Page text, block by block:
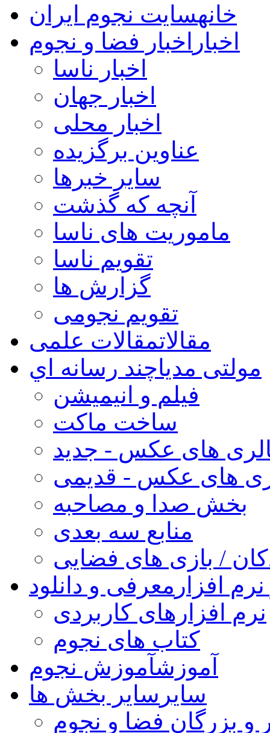
خانهسایت نجوم ایران
اخبار اخبار فضا و نجوم
اخبار ناسا
اخبار جهان
اخبار محلی
عناوین برگزیده
سایر خبرها
آنچه که گذشت
ماموریت های ناسا
تقویم ناسا
گزارش ها
تقویم نجومی
مقالاتمقالات علمی
مولتی مدیاچند رسانه اي
فیلم و انیمیشن
ساخت ماکت
های عکس - جدید
های عکس - قدیمی
بخش صدا و مصاحبه
منابع سه بعدی
/ بازی های فضایی
افزار معرفی و دانلود
نرم افزارهای کاربردی
کتاب های نجوم
آموزشآموزش نجوم
سایر سایر بخش ها
و بزرگان فضا و نجوم